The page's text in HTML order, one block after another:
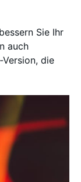
Sie Ihr
auch
die